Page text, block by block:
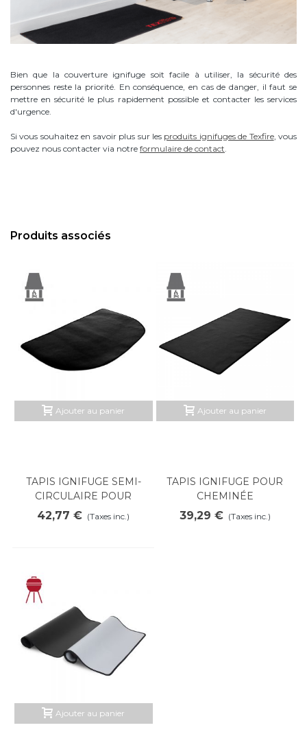
Bien que la couverture ignifuge soit facile à utiliser, la sécurité des
personnes reste la priorité. En conséquence, en cas de danger, il faut se
mettre en sécurité le plus rapidement possible et contacter les services
d'urgence.
Si vous souhaitez en savoir plus sur les produits ignifuges de Texfire, vous
pouvez nous contacter via notre formulaire de contact.
Produits associés
Ajouter au panier
TAPIS IGNIFUGE SEMI-
CIRCULAIRE POUR
CHEMINÉE
42,77 € (Taxes inc.)
Ajouter au panier
TAPIS IGNIFUGE POUR
CHEMINÉE
39,29 € (Taxes inc.)
Ajouter au panier